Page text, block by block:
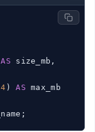
AS size_mb,
) AS